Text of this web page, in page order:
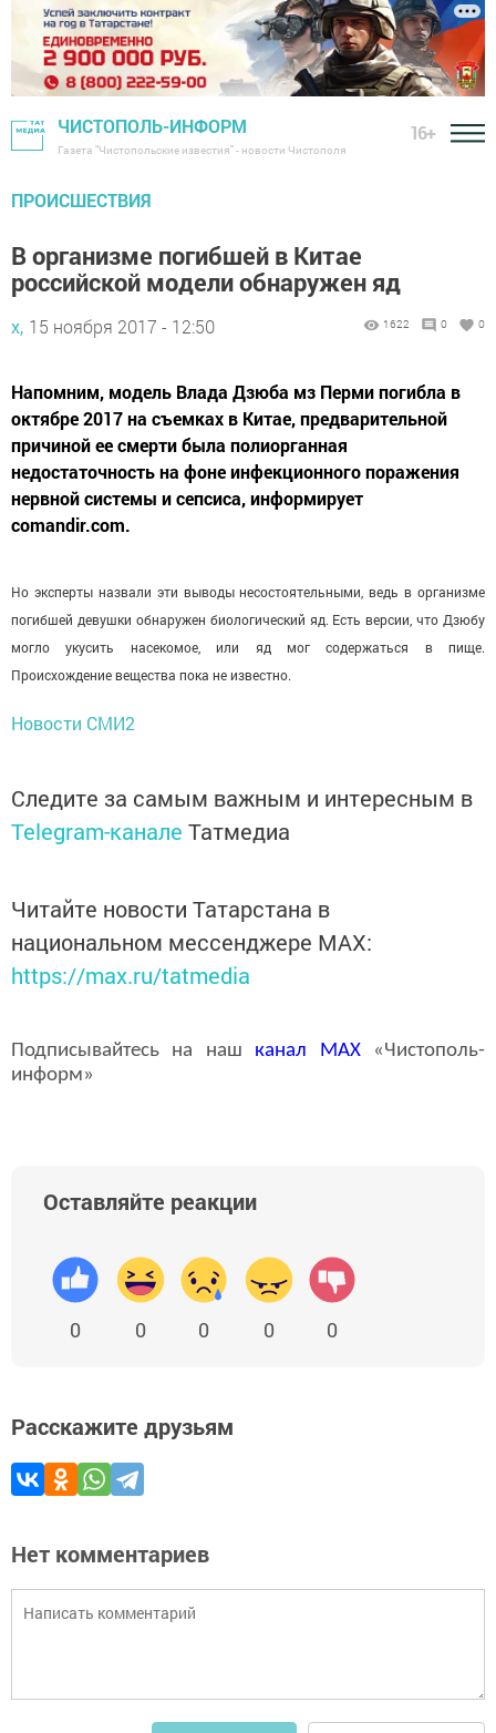
ЧИСТОПОЛЬ-ИНФОРМ
Газета "Чистопольские известия" - новости Чистополя
16+
ПРОИСШЕСТВИЯ
В организме погибшей в Китае
российской модели обнаружен яд
х, 15 ноября 2017 - 12:50 1622 0 0
Напомним, модель Влада Дзюба мз Перми погибла в
октябре 2017 на съемках в Китае, предварительной
причиной ее смерти была полиорганная
недостаточность на фоне инфекционного поражения
нервной системы и сепсиса, информирует
comandir.com.
Но эксперты назвали эти выводы несостоятельными, ведь в организме
погибшей девушки обнаружен биологический яд. Есть версии, что Дзюбу
могло укусить насекомое, или яд мог содержаться в пище.
Происхождение вещества пока не известно.
Новости СМИ2
Следите за самым важным и интересным в
Telegram-канале Татмедиа
Читайте новости Татарстана в
национальном мессенджере MАХ:
https://max.ru/tatmedia
Подписывайтесь на наш канал MAX«Чистополь-
информ»
Оставляйте реакции
0 0 0 0 0
Расскажите друзьям
Нет комментариев